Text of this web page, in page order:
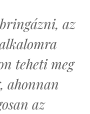
az
teheti meg
ahonnan
az